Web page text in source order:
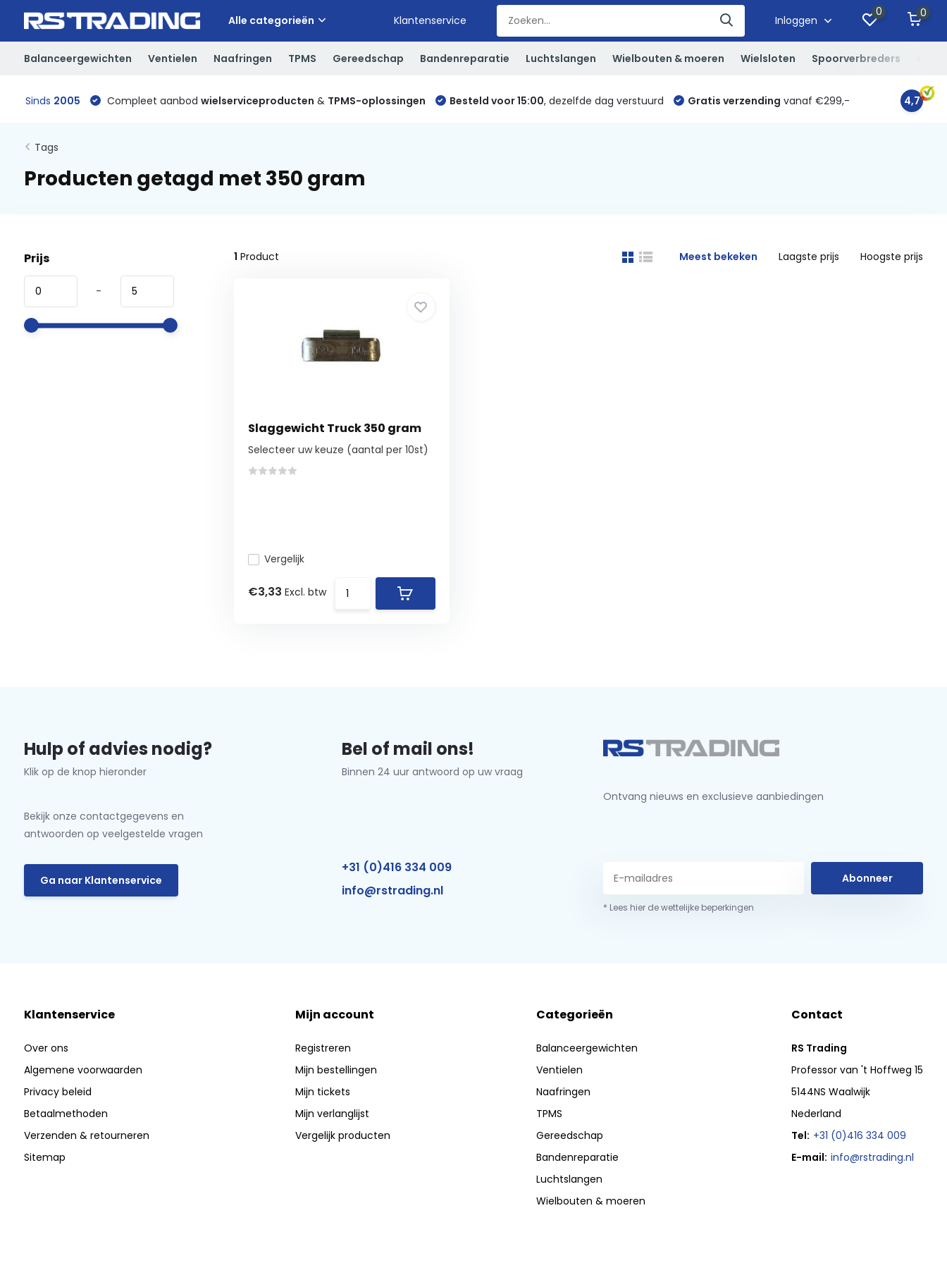
Alle categorieën Klantenservice Inloggen
0 0
Balanceergewichten Ventielen Naafringen TPMS Gereedschap Bandenreparatie Luchtslangen Wielbouten & moeren Wielsloten Spoorverbreders
Sinds 2005 Compleet aanbod wielserviceproducten & TPMS-oplossingen Besteld voor 15:00, dezelfde dag verstuurd Gratis verzending vanaf €299,- 4,7
Tags
Producten getagd met 350 gram
Prijs
-
1 Product Meest bekeken Laagste prijs Hoogste prijs
Slaggewicht Truck 350 gram
Selecteer uw keuze (aantal per 10st)
Vergelijk
€3,33 Excl. btw
Hulp of advies nodig?
Klik op de knop hieronder
Bekijk onze contactgegevens en
antwoorden op veelgestelde vragen
Ga naar Klantenservice
Bel of mail ons!
Binnen 24 uur antwoord op uw vraag
+31 (0)416 334 009
info@rstrading.nl
Ontvang nieuws en exclusieve aanbiedingen
Abonneer
* Lees hier de wettelijke beperkingen
Klantenservice
Over ons
Algemene voorwaarden
Privacy beleid
Betaalmethoden
Verzenden & retourneren
Sitemap
Mijn account
Registreren
Mijn bestellingen
Mijn tickets
Mijn verlanglijst
Vergelijk producten
Categorieën
Balanceergewichten
Ventielen
Naafringen
TPMS
Gereedschap
Bandenreparatie
Luchtslangen
Wielbouten & moeren
Contact
RS Trading
Professor van 't Hoffweg 15
5144NS Waalwijk
Nederland
Tel: +31 (0)416 334 009
E-mail: info@rstrading.nl